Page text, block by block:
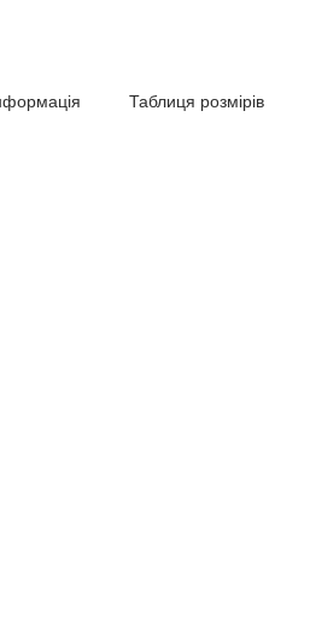
Таблиця розмірів